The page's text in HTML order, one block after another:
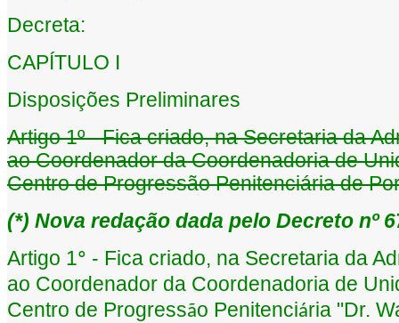
Decreta:
CAPÍTULO I
Disposições Preliminares
Artigo 1º - Fica criado, na Secretaria da
ao Coordenador da Coordenadoria de
Centro de Progressão Penitenciária de
(*) Nova redação dada pelo Decreto nº
Artigo 1º - Fica criado, na Secretaria da
ao Coordenador da Coordenadoria de
Centro de Progressão Penitenciária "Dr.